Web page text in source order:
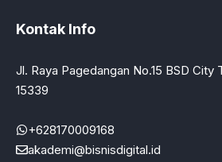
Kontak Info
Jl. Raya Pagedangan No.15 BSD City
15339
+628170009168
akademi@bisnisdigital.id